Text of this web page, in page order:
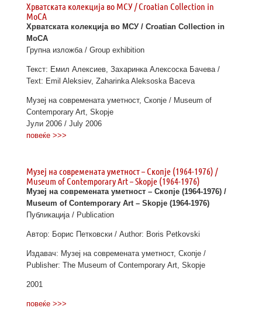
Хрватската колекција во МСУ / Croatian Collection in
MoCA
Хрватската колекција во МСУ / Croatian Collection in
MoCA
Групна изложба / Group exhibition
Текст: Емил Алексиев, Захаринка Алексоска Бачева /
Text: Emil Aleksiev, Zaharinka Aleksoska Baceva
Музеј на современата уметност, Скопје / Museum of
Contemporary Art, Skopje
Јули 2006 / July 2006
повеќе >>>
Музеј на современата уметност – Скопје (1964-1976) /
Museum of Contemporary Art – Skopjе (1964-1976)
Музеј на современата уметност – Скопје (1964-1976) /
Museum of Contemporary Art – Skopjе (1964-1976)
Публикација / Publication
Автор: Борис Петковски / Author: Boris Petkovski
Издавач: Музеј на современата уметност, Скопје /
Publisher: The Museum of Contemporary Art, Skopje
2001
повеќе >>>